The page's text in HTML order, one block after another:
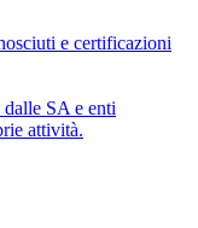
e certificazioni
SA e enti
attività.